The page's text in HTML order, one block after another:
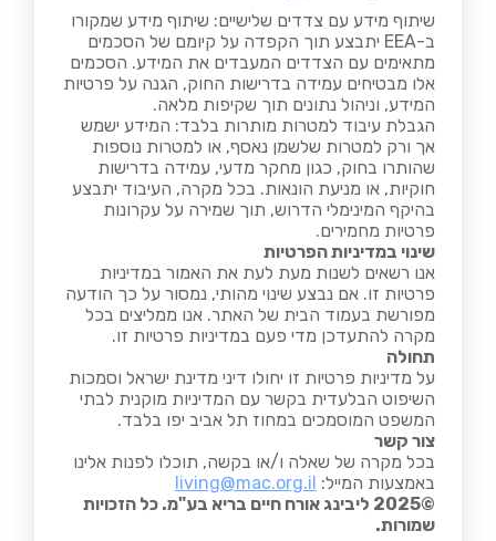
שיתוף מידע עם צדדים שלישיים: שיתוף מידע שמקורו
ב-EEA יתבצע תוך הקפדה על קיומם של הסכמים
מתאימים עם הצדדים המעבדים את המידע. הסכמים
אלו מבטיחים עמידה בדרישות החוק, הגנה על פרטיות
המידע, וניהול נתונים תוך שקיפות מלאה.
הגבלת עיבוד למטרות מותרות בלבד: המידע ישמש
אך ורק למטרות שלשמן נאסף, או למטרות נוספות
שהותרו בחוק, כגון מחקר מדעי, עמידה בדרישות
חוקיות, או מניעת הונאות. בכל מקרה, העיבוד יתבצע
בהיקף המינימלי הדרוש, תוך שמירה על עקרונות
פרטיות מחמירים.
שינוי במדיניות הפרטיות
אנו רשאים לשנות מעת לעת את האמור במדיניות
פרטיות זו. אם נבצע שינוי מהותי, נמסור על כך הודעה
מפורשת בעמוד הבית של האתר. אנו ממליצים בכל
מקרה להתעדכן מדי פעם במדיניות פרטיות זו.
תחולה
על מדיניות פרטיות זו יחולו דיני מדינת ישראל וסמכות
השיפוט הבלעדית בקשר עם המדיניות מוקנית לבתי
המשפט המוסמכים במחוז תל אביב יפו בלבד.
צור קשר
בכל מקרה של שאלה ו/או בקשה, תוכלו לפנות אלינו
באמצעות המייל: living@mac.org.il
©2025 ליבינג אורח חיים בריא בע"מ. כל הזכויות
שמורות.